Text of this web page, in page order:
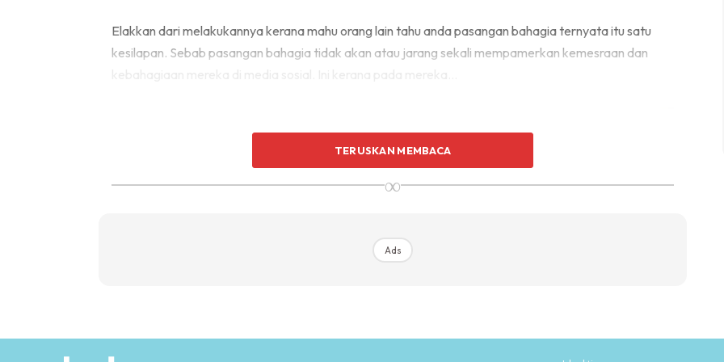
Elakkan dari melakukannya kerana mahu orang lain tahu anda pasangan bahagia ternyata itu satu
kesilapan. Sebab pasangan bahagia tidak akan atau jarang sekali mempamerkan kemesraan dan
TERUSKAN MEMBACA
∞
Ads